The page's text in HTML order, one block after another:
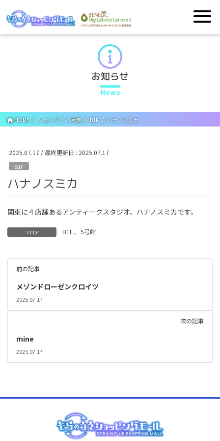
お知らせ
News
HOME ショップ 5号館 B1F ハナノスミカ
2025.07.17 / 最終更新日 : 2025.07.17
B1F
ハナノスミカ
関東に４店舗あるアンティークスタジオ、ハナノスミカです。
フロア B1F、 5号館
前の記事
メゾンドローゼンクロイツ
2025.07.17
次の記事
mine
2025.07.17